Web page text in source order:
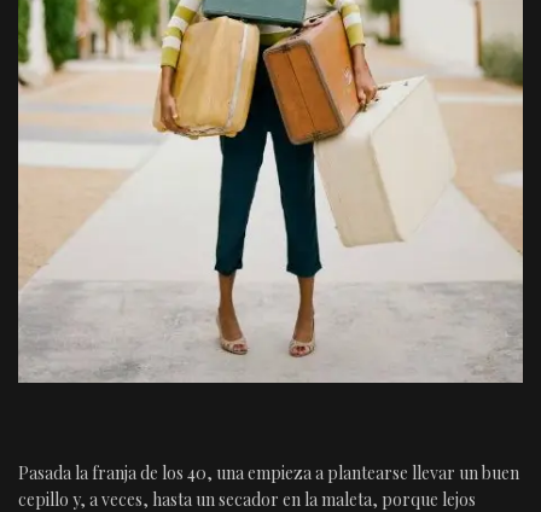
Pasada la franja de los 40, una empieza a plantearse llevar un buen
cepillo y, a veces, hasta un secador en la maleta, porque lejos